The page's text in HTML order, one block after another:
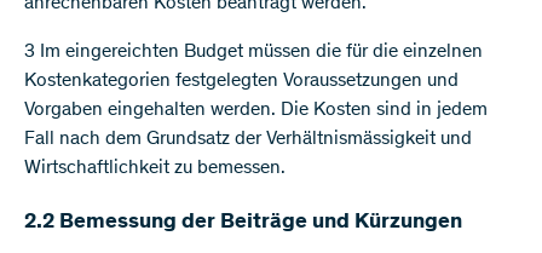
anrechenbaren Kosten beantragt werden.
3 Im eingereichten Budget müssen die für die einzelnen
Kostenkategorien festgelegten Voraussetzungen und
Vorgaben eingehalten werden. Die Kosten sind in jedem
Fall nach dem Grundsatz der Verhältnismässigkeit und
Wirtschaftlichkeit zu bemessen.
2.2 Bemessung der Beiträge und Kürzungen